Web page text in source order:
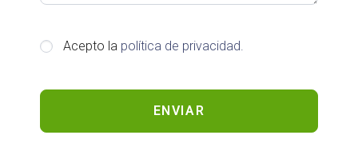
Acepto la política de privacidad.
ENVIAR